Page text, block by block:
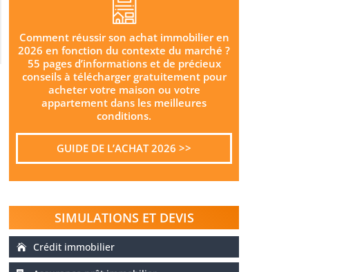
Comment réussir son achat immobilier en
2026 en fonction du contexte du marché ?
55 pages d’informations et de précieux
conseils à télécharger gratuitement pour
acheter votre maison ou votre
appartement dans les meilleures
conditions.
GUIDE DE L’ACHAT 2026 >>
SIMULATIONS ET DEVIS
Crédit immobilier